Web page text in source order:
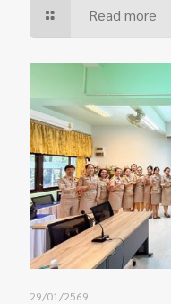
Read more
29/01/2569